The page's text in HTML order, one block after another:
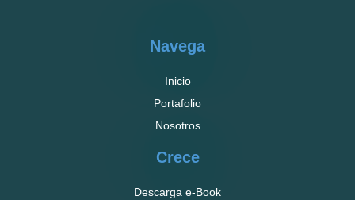
Navega
Inicio
Portafolio
Nosotros
Crece
Descarga e-Book